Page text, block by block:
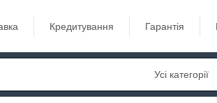
Кредитування Гарантія
Усі категорії